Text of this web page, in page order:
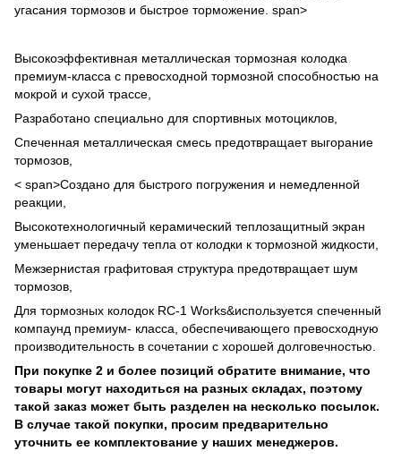
угасания тормозов и быстрое торможение. span>
Высокоэффективная металлическая тормозная колодка
премиум-класса с превосходной тормозной способностью на
мокрой и сухой трассе,
Разработано специально для спортивных мотоциклов,
Спеченная металлическая смесь предотвращает выгорание
тормозов,
< span>Создано для быстрого погружения и немедленной
реакции,
Высокотехнологичный керамический теплозащитный экран
уменьшает передачу тепла от колодки к тормозной жидкости,
Межзернистая графитовая структура предотвращает шум
тормозов,
Для тормозных колодок RC-1 Works&используется спеченный
компаунд премиум- класса, обеспечивающего превосходную
производительность в сочетании с хорошей долговечностью.
При покупке 2 и более позиций обратите внимание, что
товары могут находиться на разных складах, поэтому
такой заказ может быть разделен на несколько посылок.
В случае такой покупки, просим предварительно
уточнить ее комплектование у наших менеджеров.